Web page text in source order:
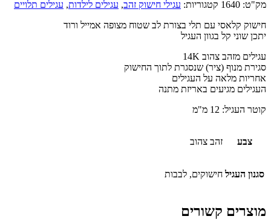
מק"ט: 1640 קטגוריות: עגילי חישוק זהב, עגילים לילדות, עגילים תלויים
חישוק קלאסי עם תלי בצורת לב שטוח מצופה אמייל ורוד
יתכן שוני קל בגוון העגיל
עגילים מזהב צהוב 14K
סגירת מנוף (ציר) שנסגרת לתוך החישוק
אחריות מלאה על העגילים
העגילים מגיעים באריזת מתנה
קוטר העגיל: 12 מ"מ
צבע זהב צהוב
סגנון העגיל חישוקים, לבבות
מוצרים קשורים